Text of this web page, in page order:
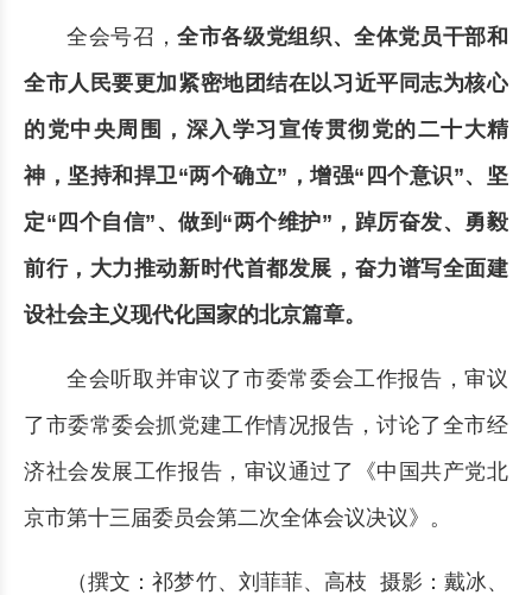
全会号召，全市各级党组织、全体党员干部和
全市人民要更加紧密地团结在以习近平同志为核心
的党中央周围，深入学习宣传贯彻党的二十大精
神，坚持和捍卫“两个确立”，增强“四个意识”、坚
定“四个自信”、做到“两个维护”，踔厉奋发、勇毅
前行，大力推动新时代首都发展，奋力谱写全面建
设社会主义现代化国家的北京篇章。
全会听取并审议了市委常委会工作报告，审议
了市委常委会抓党建工作情况报告，讨论了全市经
济社会发展工作报告，审议通过了《中国共产党北
京市第十三届委员会第二次全体会议决议》。
（撰文：祁梦竹、刘菲菲、高枝 摄影：戴冰、